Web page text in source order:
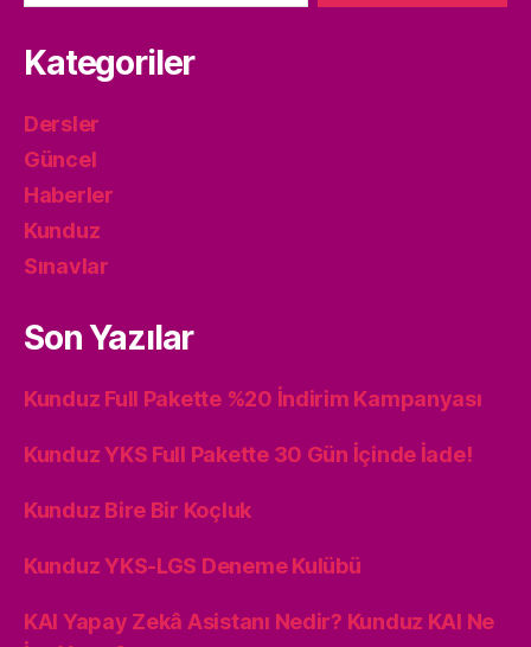
Kategoriler
Dersler
Güncel
Haberler
Kunduz
Sınavlar
Son Yazılar
Kunduz Full Pakette %20 İndirim Kampanyası
Kunduz YKS Full Pakette 30 Gün İçinde İade!
Kunduz Bire Bir Koçluk
Kunduz YKS-LGS Deneme Kulübü
KAI Yapay Zekâ Asistanı Nedir? Kunduz KAI Ne